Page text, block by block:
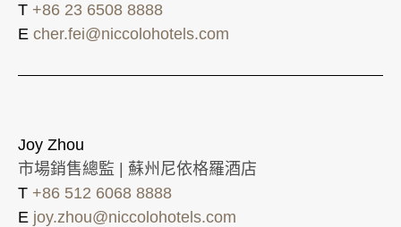
T +86 23 6508 8888
E cher.fei@niccolohotels.com
Joy Zhou
市場銷售總監 | 蘇州尼依格羅酒店
T +86 512 6068 8888
E joy.zhou@niccolohotels.com